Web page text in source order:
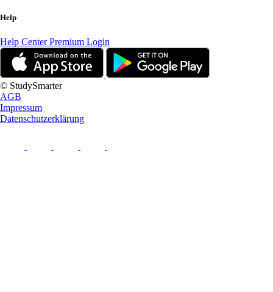
Help
Help CenterPremium Login
© StudySmarter
AGB
Impressum
Datenschutzerklärung